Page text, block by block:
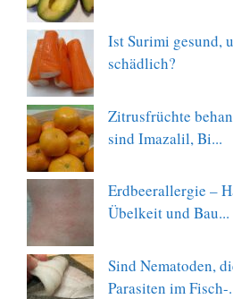
Ist Surimi gesund,
schädlich?
Zitrusfrüchte
sind Imazalil, Bi...
Erdbeerallergie –
Übelkeit und Bau...
Sind Nematoden,
Parasiten im Fisch-